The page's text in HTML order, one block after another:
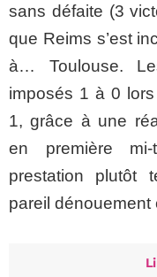
sans défaite (3
que Reims s’est
à… Toulouse.
imposés 1 à 0
1, grâce à une
en première mi-
prestation plutôt
pareil dénouement